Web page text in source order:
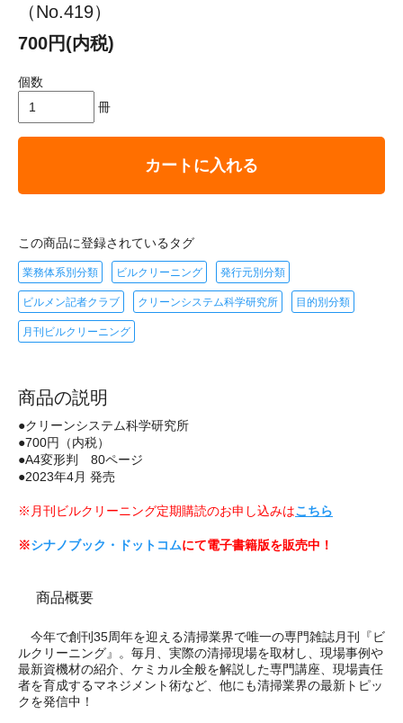
（No.419）
700円(内税)
個数
冊
カートに入れる
この商品に登録されているタグ
業務体系別分類 ビルクリーニング 発行元別分類
ビルメン記者クラブ クリーンシステム科学研究所 目的別分類
月刊ビルクリーニング
商品の説明
●クリーンシステム科学研究所
●700円（内税）
●A4変形判 80ページ
●2023年4月 発売
※月刊ビルクリーニング定期購読のお申し込みはこちら
※シナノブック・ドットコムにて電子書籍版を販売中！
商品概要
今年で創刊35周年を迎える清掃業界で唯一の専門雑誌月刊『ビ
ルクリーニング』。毎月、実際の清掃現場を取材し、現場事例や
最新資機材の紹介、ケミカル全般を解説した専門講座、現場責任
者を育成するマネジメント術など、他にも清掃業界の最新トピッ
クを発信中！